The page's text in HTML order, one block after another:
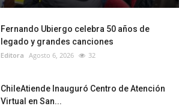
Fernando Ubiergo celebra 50 años de
legado y grandes canciones
Editora Agosto 6, 2026 32
ChileAtiende Inauguró Centro de Atención
Virtual en San...